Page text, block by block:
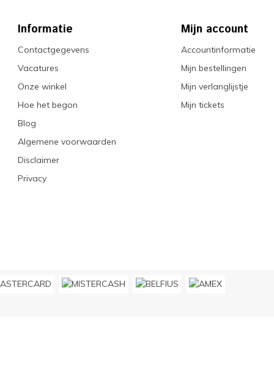
Informatie
Contactgegevens
Vacatures
Onze winkel
Hoe het begon
Blog
Algemene voorwaarden
Disclaimer
Privacy
Mijn account
Accountinformatie
Mijn bestellingen
Mijn verlanglijstje
Mijn tickets